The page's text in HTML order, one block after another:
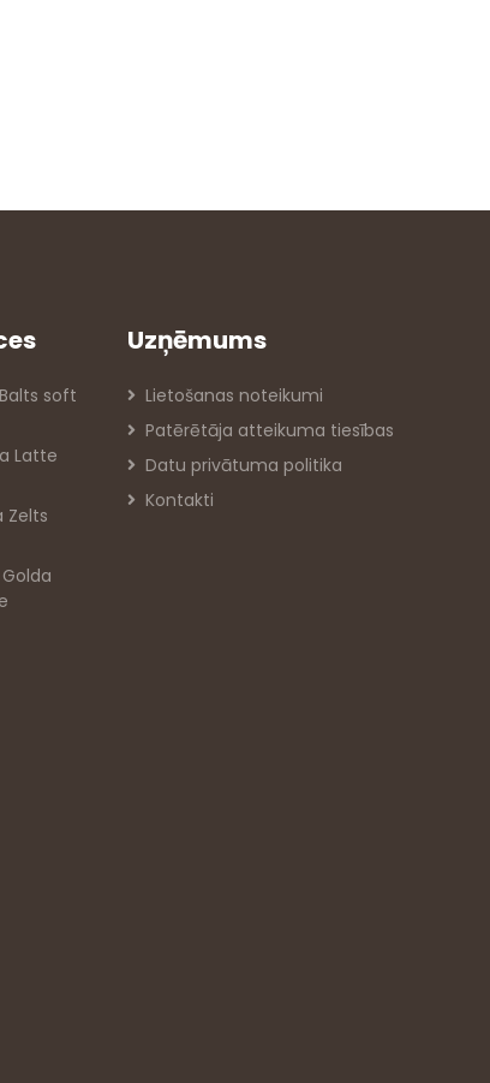
soft
Latte
Zelts
Uzņēmums
Lietošanas noteikumi
Patērētāja atteikuma tiesības
Datu privātuma politika
Kontakti